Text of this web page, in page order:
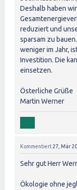
Deshalb haben
reduziert und
sparsam zu
weniger im Jahr,
Investition. Die
einsetzen.
Österliche Grüße
Martin Werner
Kommentiert 27, Mär
Sehr gut Herr
Ökologie ohne